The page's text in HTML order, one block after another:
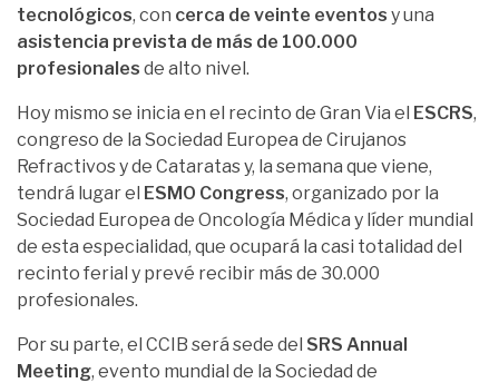
tecnológicos, con cerca de veinte eventos y una
asistencia prevista de más de 100.000
profesionales de alto nivel.
Hoy mismo se inicia en el recinto de Gran Via el ESCRS,
congreso de la Sociedad Europea de Cirujanos
Refractivos y de Cataratas y, la semana que viene,
tendrá lugar el ESMO Congress, organizado por la
Sociedad Europea de Oncología Médica y líder mundial
de esta especialidad, que ocupará la casi totalidad del
recinto ferial y prevé recibir más de 30.000
profesionales.
Por su parte, el CCIB será sede del SRS Annual
Meeting, evento mundial de la Sociedad de